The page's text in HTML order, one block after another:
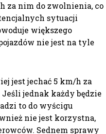
za nim do zwolnienia, co
sytuacji
większego
nie jest na tyle
jest jechać 5 km/h za
jednak każdy będzie
to do wyścigu
nie jest korzystna,
Sednem sprawy